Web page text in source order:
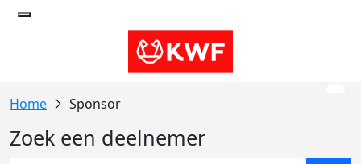
Sponsor
Zoek een deelnemer